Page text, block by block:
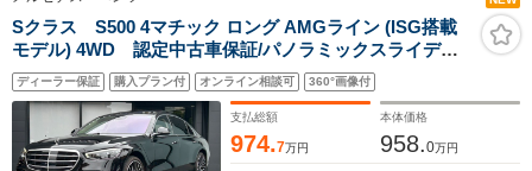
Sクラス S500 4マチック ロング AMGライン (ISG搭載
モデル) 4WD 認定中古車保証/パノラミックスライディ
ングルーフ/本革シート/エアバランスパッケージ/ウォーム
コンフォートパッケージヘッドアップディスプレイ/シー
トベンチレーター/シートヒーター/360°カメラ
ディーラー保証 購入プラン付 オンライン相談可 360°画像付
支払総額
974.7万円
本体価格
958.0万円